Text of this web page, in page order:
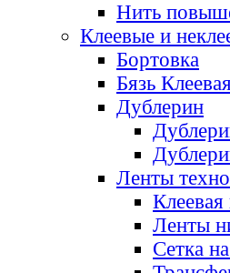
Нить
Клеевые и
Бортовка
Бязь Клеевая
Дублерин
Ленты
Клеевая
Ленты
Сетка